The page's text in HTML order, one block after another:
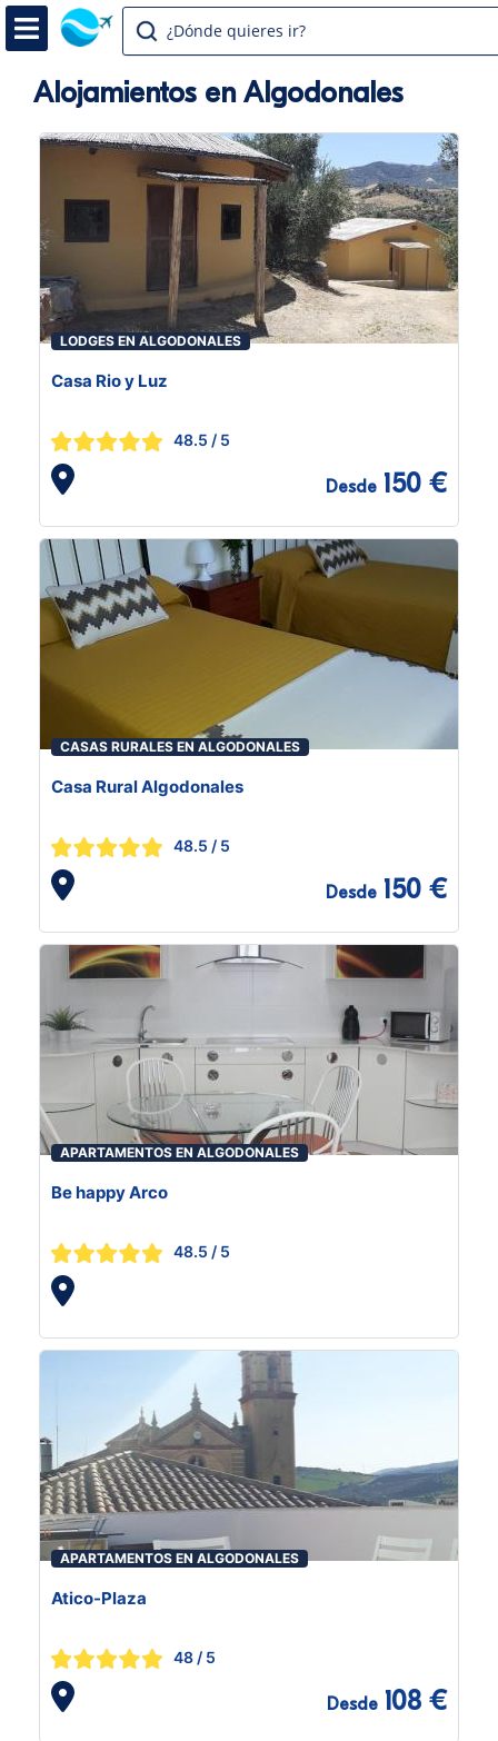
¿Dónde quieres ir?
Alojamientos en Algodonales
LODGES EN ALGODONALES
Casa Rio y Luz
48.5 / 5
Desde 150 €
CASAS RURALES EN ALGODONALES
Casa Rural Algodonales
48.5 / 5
Desde 150 €
APARTAMENTOS EN ALGODONALES
Be happy Arco
48.5 / 5
APARTAMENTOS EN ALGODONALES
Atico-Plaza
48 / 5
Desde 108 €